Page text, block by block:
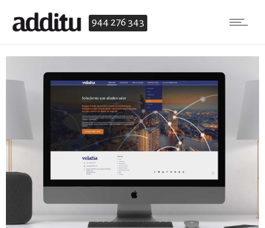
944 276 343